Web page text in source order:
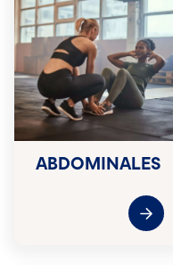
ABDOMINALES